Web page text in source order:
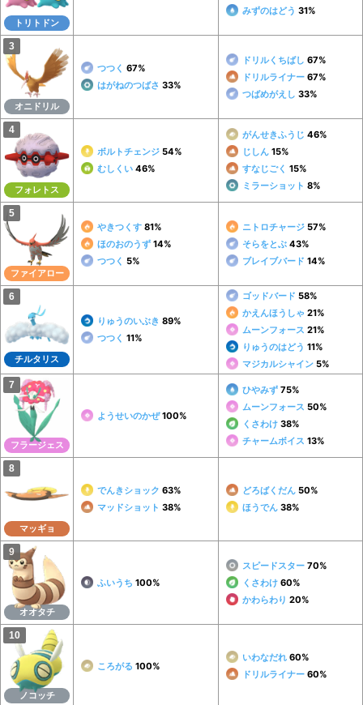
トリトドン
みずのはどう 31%
オニドリル
つつく 67%
はがねのつばさ 33%
ドリルくちばし 67%
ドリルライナー 67%
つばめがえし 33%
フォレトス
ボルトチェンジ 54%
むしくい 46%
がんせきふうじ 46%
じしん 15%
すなじごく 15%
ミラーショット 8%
ファイアロー
やきつくす 81%
ほのおのうず 14%
つつく 5%
ニトロチャージ 57%
そらをとぶ 43%
ブレイブバード 14%
チルタリス
りゅうのいぶき 89%
つつく 11%
ゴッドバード 58%
かえんほうしゃ 21%
ムーンフォース 21%
りゅうのはどう 11%
マジカルシャイン 5%
フラージェス
ようせいのかぜ 100%
ひやみず 75%
ムーンフォース 50%
くさわけ 38%
チャームボイス 13%
マッギョ
でんきショック 63%
マッドショット 38%
どろばくだん 50%
ほうでん 38%
オオタチ
ふいうち 100%
スピードスター 70%
くさわけ 60%
かわらわり 20%
ノコッチ
ころがる 100%
いわなだれ 60%
ドリルライナー 60%